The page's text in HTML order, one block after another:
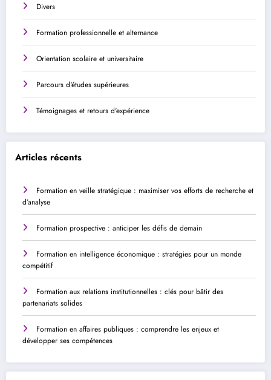
Divers
Formation professionnelle et alternance
Orientation scolaire et universitaire
Parcours d'études supérieures
Témoignages et retours d'expérience
Articles récents
Formation en veille stratégique : maximiser vos efforts de recherche et
d’analyse
Formation prospective : anticiper les défis de demain
Formation en intelligence économique : stratégies pour un monde
compétitif
Formation aux relations institutionnelles : clés pour bâtir des
partenariats solides
Formation en affaires publiques : comprendre les enjeux et
développer ses compétences